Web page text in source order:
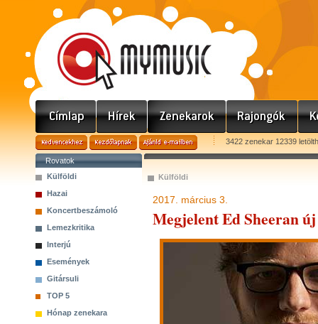
3422 zenekar 12339
Rovatok
Külföldi
Hazai
Koncertbeszámoló
Lemezkritika
Interjú
Események
Gitársuli
TOP 5
Hónap zenekara
Külföldi
2017. március 3.
Megjelent Ed Sheeran